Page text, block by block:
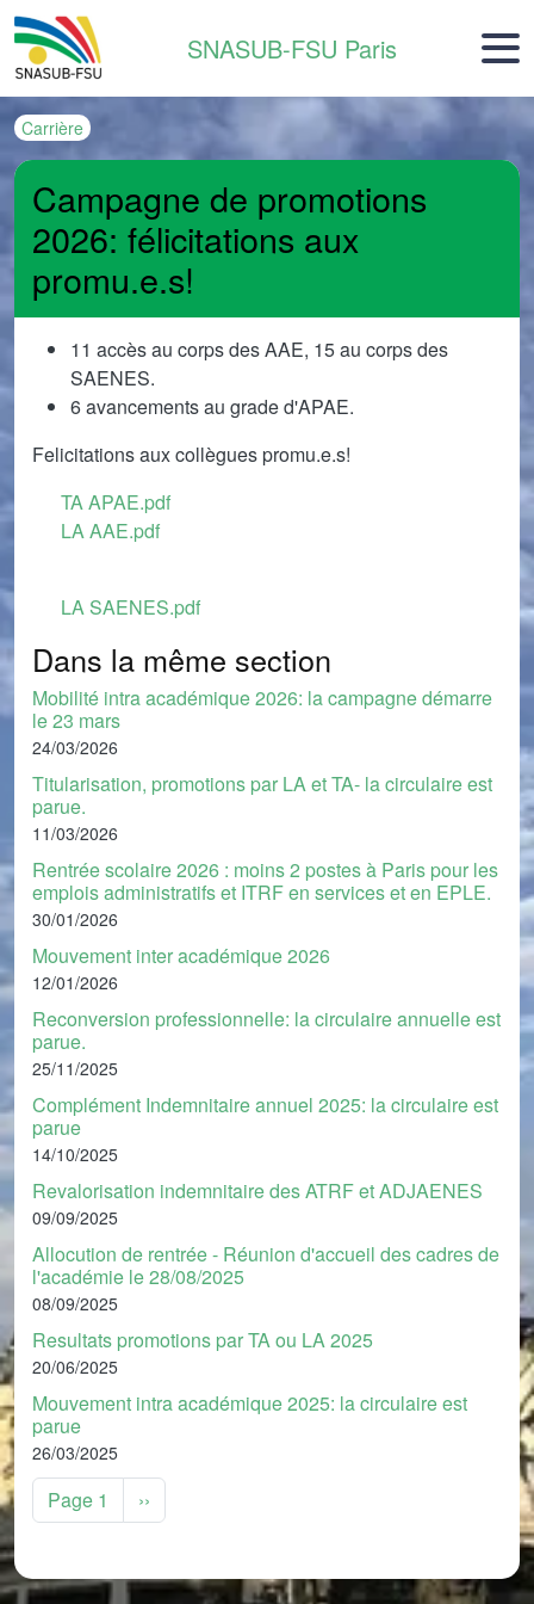
SNASUB-FSU Paris
Carrière
Campagne de promotions
2026: félicitations aux
promu.e.s!
11 accès au corps des AAE, 15 au corps des
SAENES.
6 avancements au grade d'APAE.
Felicitations aux collègues promu.e.s!
Document
TA APAE.pdf
Document
LA AAE.pdf
Document
LA SAENES.pdf
Dans la même section
Mobilité intra académique 2026: la campagne démarre
le 23 mars
24/03/2026
Titularisation, promotions par LA et TA- la circulaire est
parue.
11/03/2026
Rentrée scolaire 2026 : moins 2 postes à Paris pour les
emplois administratifs et ITRF en services et en EPLE.
30/01/2026
Mouvement inter académique 2026
12/01/2026
Reconversion professionnelle: la circulaire annuelle est
parue.
25/11/2025
Complément Indemnitaire annuel 2025: la circulaire est
parue
14/10/2025
Revalorisation indemnitaire des ATRF et ADJAENES
09/09/2025
Allocution de rentrée - Réunion d'accueil des cadres de
l'académie le 28/08/2025
08/09/2025
Resultats promotions par TA ou LA 2025
20/06/2025
Mouvement intra académique 2025: la circulaire est
parue
26/03/2025
Pagination
Page 1 Page suivante
››